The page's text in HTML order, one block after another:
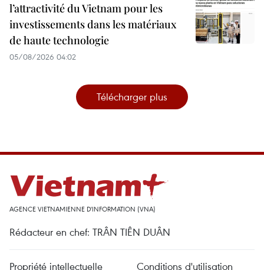
l’attractivité du Vietnam pour les
investissements dans les matériaux
de haute technologie
05/08/2026 04:02
Télécharger plus
AGENCE VIETNAMIENNE D'INFORMATION (VNA)
Rédacteur en chef: TRÂN TIÊN DUÂN
Propriété intellectuelle Conditions d'utilisation